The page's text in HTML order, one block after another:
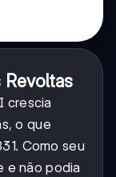
Revoltas
crescia
o que
Como seu
e não podia